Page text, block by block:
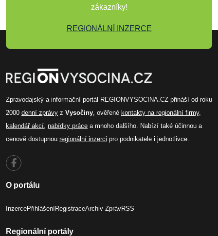
zákazníky!
REGIONÁLNÍ INZERCE
Zpravodajský a informační portál REGIONVYSOCINA.CZ přináší od roku
2000 denní zprávy z Vysočiny , ověřené kontakty na regionální firmy,
kalendář akcí nabídky práce a mnoho dalšího. Nabízí také účinnou a
cenově dostupnou regionální inzerci pro podnikatele i jednotlivce.
O portálu
InzercePřihlášeníRegistraceArchiv ZprávRSS
Regionální portály